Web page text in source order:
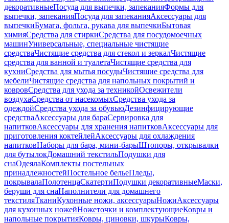
декоративныеПосуда для выпечки, запеканияФормы для
выпечки, запеканияПосуда для запеканияАксессуары для
выпечкиБумага, фольга, рукава для выпечкиБытовая
химияСредства для стиркиСредства для посудомоечных
машинУниверсальные, специальные чистящие
средстваЧистящие средства для стекол и зеркалЧистящие
средства для ванной и туалетаЧистящие средства для
кухниСредства для мытья посудыЧистящие средства для
мебелиЧистящие средства для напольных покрытий и
ковровСредства для ухода за техникойОсвежители
воздухаСредства от насекомыхСредства ухода за
одеждойСредства ухода за обувьюДезинфицирующие
средстваАксессуары для бараСервировка для
напитковАксессуары для хранения напитковАксессуары для
приготовления коктейлейАксессуары для охлаждения
напитковНаборы для бара, мини-барыШтопоры, открывалки
для бутылокДомашний текстильПодушки для
снаОдеялаКомплекты постельных
принадлежностейПостельное бельеПледы,
покрывалаПолотенцаСкатертиПодушки декоративныеМаски,
беруши для снаНаполнители для домашнего
текстиляТканиКухонные ножи, аксессуарыНожиАксессуары
для кухонных ножейНожеточки и комплектующиеКовры и
напольные покрытияКовры, циновки, шкурыКовры,